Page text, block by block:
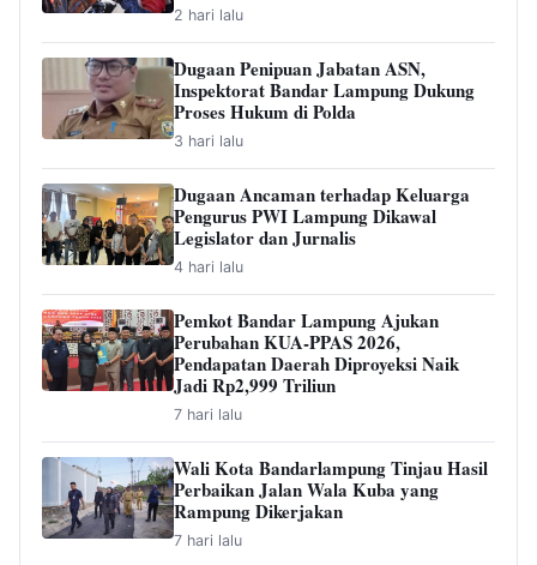
2 hari lalu
Dugaan Penipuan Jabatan ASN,
Inspektorat Bandar Lampung Dukung
Proses Hukum di Polda
3 hari lalu
Dugaan Ancaman terhadap Keluarga
Pengurus PWI Lampung Dikawal
Legislator dan Jurnalis
4 hari lalu
Pemkot Bandar Lampung Ajukan
Perubahan KUA-PPAS 2026,
Pendapatan Daerah Diproyeksi Naik
Jadi Rp2,999 Triliun
7 hari lalu
Wali Kota Bandarlampung Tinjau Hasil
Perbaikan Jalan Wala Kuba yang
Rampung Dikerjakan
7 hari lalu